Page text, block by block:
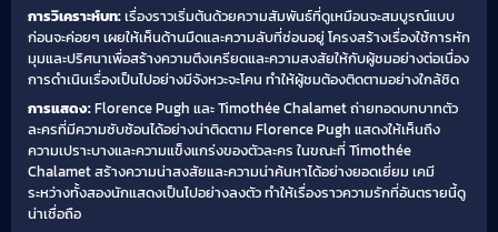
การวิเคราะห์บท:เรื่องราวเริ่มต้นด้วยความสัมพันธ์ที่ดูเหมือนจะสมบูรณ์แบบ
ก่อนจะค่อยๆ เผยให้เห็นด้านมืดและความลับที่ซ่อนอยู่ โครงสร้างเรื่องใช้การหัก
มุมและปริศนาเพื่อสร้างความตึงเครียดและความสงสัยให้กับผู้ชมอย่างต่อเนื่อง
การดำเนินเรื่องเป็นไปอย่างมีจังหวะจะโคน ทำให้ผู้ชมต้องติดตามอย่างใกล้ชิด
การแสดง:Florence Pugh และ Timothée Chalamet ถ่ายทอดบทบาทตัว
ละครที่มีความซับซ้อนได้อย่างน่าติดตาม Florence Pugh แสดงให้เห็นถึง
ความเปราะบางและความแข็งแกร่งของตัวละคร ในขณะที่ Timothée
Chalamet สร้างความน่าสงสัยและความน่าค้นหาได้อย่างยอดเยี่ยม เคมี
ระหว่างทั้งสองนักแสดงเป็นไปอย่างลงตัว ทำให้เรื่องราวความรักที่อันตรายนี้ดู
น่าเชื่อถือ